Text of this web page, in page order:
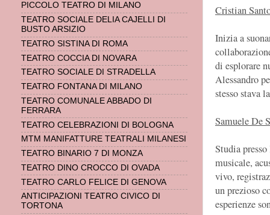
Cristian
Inizia a
di esplorare
Alessandro
stesso stava
Samuele De
Studia
musicale,
vivo,
un prezioso
esperienze
PICCOLO TEATRO DI MILANO
TEATRO SOCIALE DELIA CAJELLI DI
BUSTO ARSIZIO
TEATRO SISTINA DI ROMA
TEATRO COCCIA DI NOVARA
TEATRO SOCIALE DI STRADELLA
TEATRO FONTANA DI MILANO
TEATRO COMUNALE ABBADO DI
FERRARA
TEATRO CELEBRAZIONI DI BOLOGNA
MTM MANIFATTURE TEATRALI MILANESI
TEATRO BINARIO 7 DI MONZA
TEATRO DINO CROCCO DI OVADA
TEATRO CARLO FELICE DI GENOVA
ANTICIPAZIONI TEATRO CIVICO DI
TORTONA